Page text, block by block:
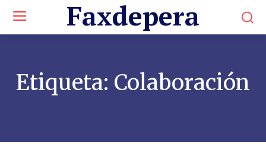
Faxdepera
Etiqueta: Colaboración